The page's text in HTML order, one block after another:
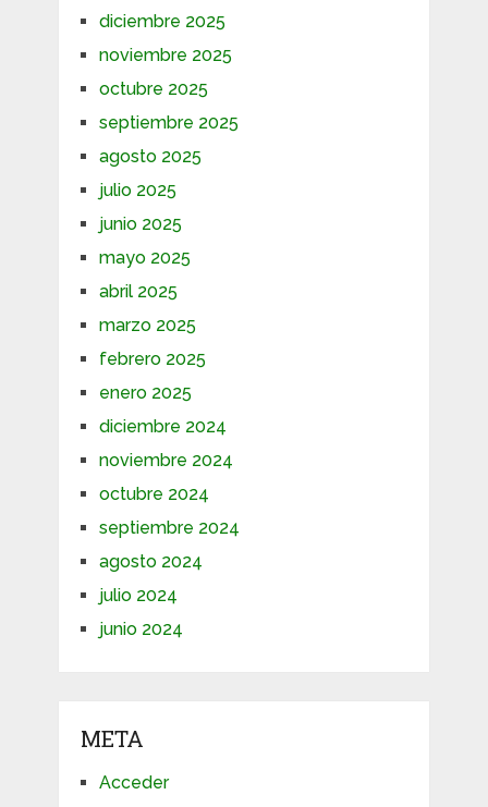
diciembre 2025
noviembre 2025
octubre 2025
septiembre 2025
agosto 2025
julio 2025
junio 2025
mayo 2025
abril 2025
marzo 2025
febrero 2025
enero 2025
diciembre 2024
noviembre 2024
octubre 2024
septiembre 2024
agosto 2024
julio 2024
junio 2024
META
Acceder